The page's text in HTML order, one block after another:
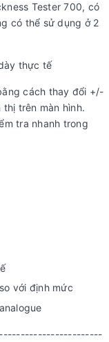
Tester 700, có
có thể sử dụng ở 2
thực tế
cách thay đổi +/-
trên màn hình.
tra nhanh trong
với định mức